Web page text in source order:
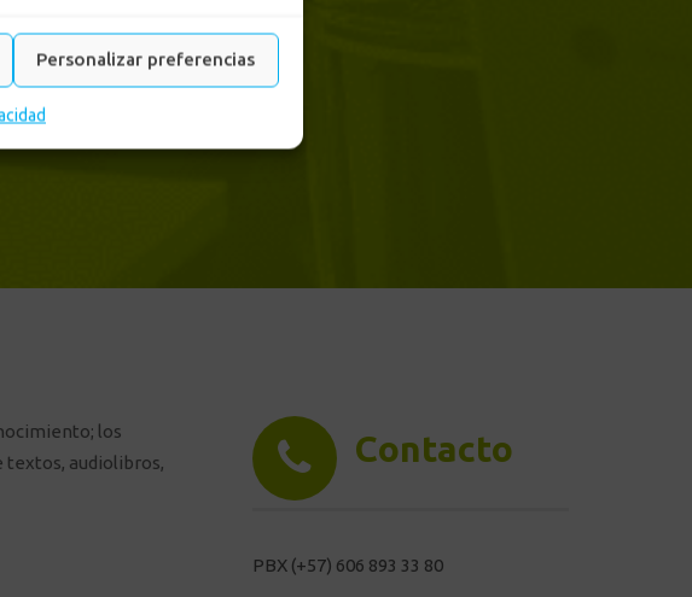
Personalizar preferencias
los
textos, audiolibros,
Contacto
PBX (+57) 606 893 33 80